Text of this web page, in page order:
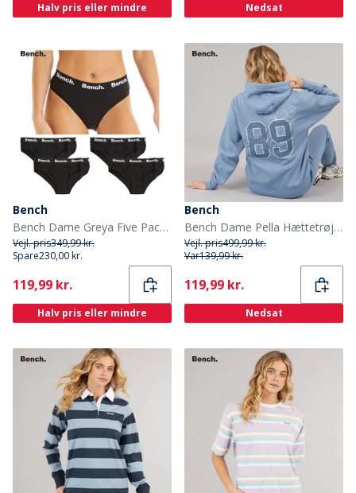
Halv pris eller mindre Nedsat
Bench
Bench Dame Greya Five Pack Trusser Sort
Vejl. pris349,99 kr.
Spare230,00 kr.
Current
119,99 kr.
Halv pris eller mindre
Bench
Bench Dame Pella Hættetrøje Dusky Blue
Vejl. pris499,99 kr.
Var139,99 kr.
Current
119,99 kr.
Nedsat